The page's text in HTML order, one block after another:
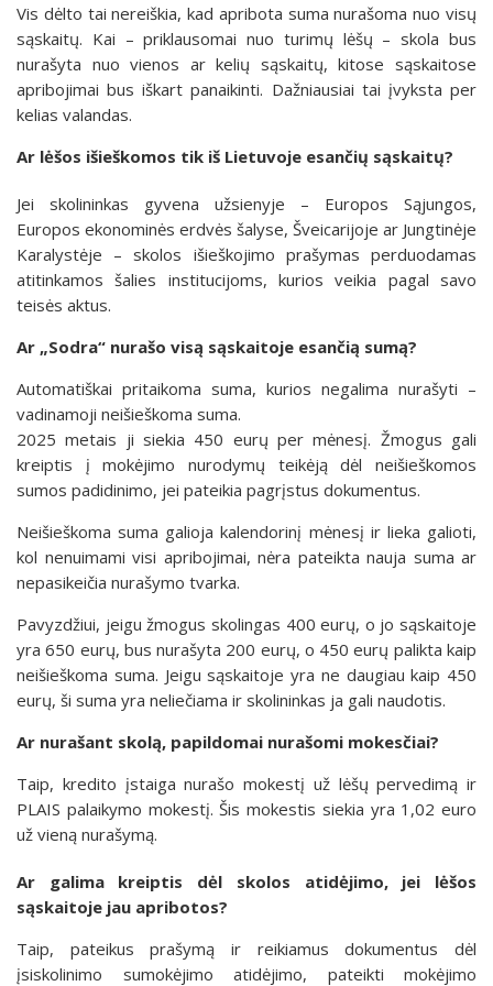
Vis dėlto tai nereiškia, kad apribota suma nurašoma nuo visų
sąskaitų. Kai – priklausomai nuo turimų lėšų – skola bus
nurašyta nuo vienos ar kelių sąskaitų, kitose sąskaitose
apribojimai bus iškart panaikinti. Dažniausiai tai įvyksta per
kelias valandas.
Ar lėšos išieškomos tik iš Lietuvoje esančių sąskaitų?
Jei skolininkas gyvena užsienyje – Europos Sąjungos,
Europos ekonominės erdvės šalyse, Šveicarijoje ar Jungtinėje
Karalystėje – skolos išieškojimo prašymas perduodamas
atitinkamos šalies institucijoms, kurios veikia pagal savo
teisės aktus.
Ar „Sodra“ nurašo visą sąskaitoje esančią sumą?
Automatiškai pritaikoma suma, kurios negalima nurašyti –
vadinamoji neišieškoma suma.
2025 metais ji siekia 450 eurų per mėnesį. Žmogus gali
kreiptis į mokėjimo nurodymų teikėją dėl neišieškomos
sumos padidinimo, jei pateikia pagrįstus dokumentus.
Neišieškoma suma galioja kalendorinį mėnesį ir lieka galioti,
kol nenuimami visi apribojimai, nėra pateikta nauja suma ar
nepasikeičia nurašymo tvarka.
Pavyzdžiui, jeigu žmogus skolingas 400 eurų, o jo sąskaitoje
yra 650 eurų, bus nurašyta 200 eurų, o 450 eurų palikta kaip
neišieškoma suma. Jeigu sąskaitoje yra ne daugiau kaip 450
eurų, ši suma yra neliečiama ir skolininkas ja gali naudotis.
Ar nurašant skolą, papildomai nurašomi mokesčiai?
Taip, kredito įstaiga nurašo mokestį už lėšų pervedimą ir
PLAIS palaikymo mokestį. Šis mokestis siekia yra 1,02 euro
už vieną nurašymą.
Ar galima kreiptis dėl skolos atidėjimo, jei lėšos
sąskaitoje jau apribotos?
Taip, pateikus prašymą ir reikiamus dokumentus dėl
įsiskolinimo sumokėjimo atidėjimo, pateikti mokėjimo